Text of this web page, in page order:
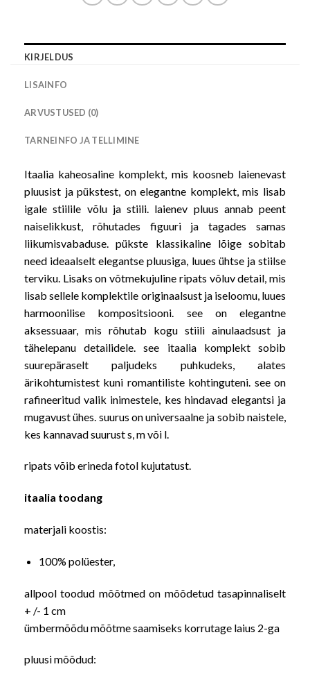
KIRJELDUS
LISAINFO
ARVUSTUSED (0)
TARNEINFO JA TELLIMINE
Itaalia kaheosaline komplekt, mis koosneb laienevast
pluusist ja pükstest, on elegantne komplekt, mis lisab
igale stiilile võlu ja stiili. laienev pluus annab peent
naiselikkust, rõhutades figuuri ja tagades samas
liikumisvabaduse. pükste klassikaline lõige sobitab
need ideaalselt elegantse pluusiga, luues ühtse ja stiilse
terviku. Lisaks on võtmekujuline ripats võluv detail, mis
lisab sellele komplektile originaalsust ja iseloomu, luues
harmoonilise kompositsiooni. see on elegantne
aksessuaar, mis rõhutab kogu stiili ainulaadsust ja
tähelepanu detailidele. see itaalia komplekt sobib
suurepäraselt paljudeks puhkudeks, alates
ärikohtumistest kuni romantiliste kohtinguteni. see on
rafineeritud valik inimestele, kes hindavad elegantsi ja
mugavust ühes. suurus on universaalne ja sobib naistele,
kes kannavad suurust s, m või l.
ripats võib erineda fotol kujutatust.
itaalia toodang
materjali koostis:
100% polüester,
allpool toodud mõõtmed on mõõdetud tasapinnaliselt
+ /- 1 cm
ümbermõõdu mõõtme saamiseks korrutage laius 2-ga
pluusi mõõdud: